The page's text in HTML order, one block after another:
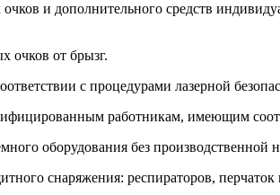
и дополнительного средств
очков от брызг.
с процедурами лазерной
работникам, имеющим
оборудования без производственной
снаряжения: респираторов,